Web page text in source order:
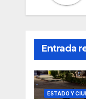
Entrada
ESTADO Y